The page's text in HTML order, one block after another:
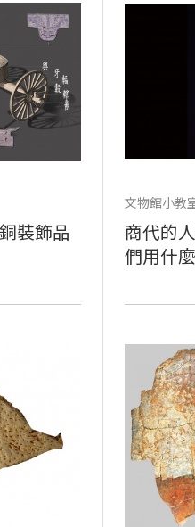
裝飾品
文物館小教
商代的
們用什